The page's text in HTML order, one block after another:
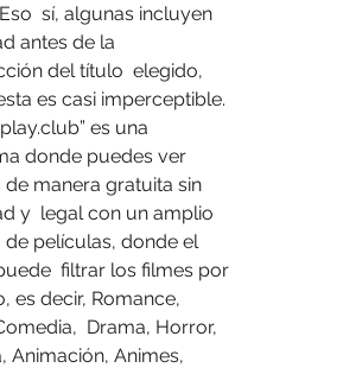
sí, algunas incluyen
antes de la
del título  elegido,
es casi imperceptible.
es una
donde puedes ver
de manera gratuita sin
y  legal con un amplio
películas, donde el
filtrar los filmes por
es decir, Romance,
Drama, Horror,
Animación, Animes,